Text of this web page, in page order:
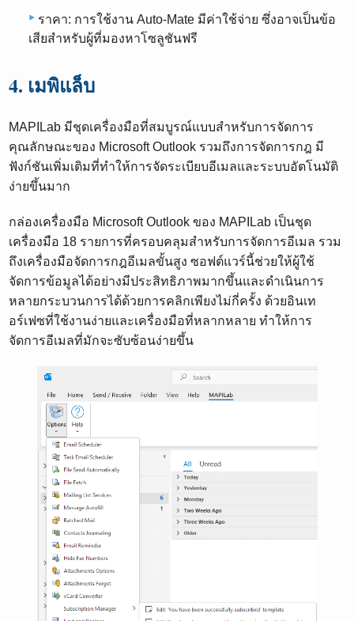
ราคา: การใช้งาน Auto-Mate มีค่าใช้จ่าย ซึ่งอาจเป็นข้อ
เสียสำหรับผู้ที่มองหาโซลูชันฟรี
4. เมพิแล็บ
MAPILab มีชุดเครื่องมือที่สมบูรณ์แบบสำหรับการจัดการ
คุณลักษณะของ Microsoft Outlook รวมถึงการจัดการกฎ มี
ฟังก์ชันเพิ่มเติมที่ทำให้การจัดระเบียบอีเมลและระบบอัตโนมัติ
ง่ายขึ้นมาก
กล่องเครื่องมือ Microsoft Outlook ของ MAPILab เป็นชุด
เครื่องมือ 18 รายการที่ครอบคลุมสำหรับการจัดการอีเมล รวม
ถึงเครื่องมือจัดการกฎอีเมลขั้นสูง ซอฟต์แวร์นี้ช่วยให้ผู้ใช้
จัดการข้อมูลได้อย่างมีประสิทธิภาพมากขึ้นและดำเนินการ
หลายกระบวนการได้ด้วยการคลิกเพียงไม่กี่ครั้ง ด้วยอินเท
อร์เฟซที่ใช้งานง่ายและเครื่องมือที่หลากหลาย ทำให้การ
จัดการอีเมลที่มักจะซับซ้อนง่ายขึ้น